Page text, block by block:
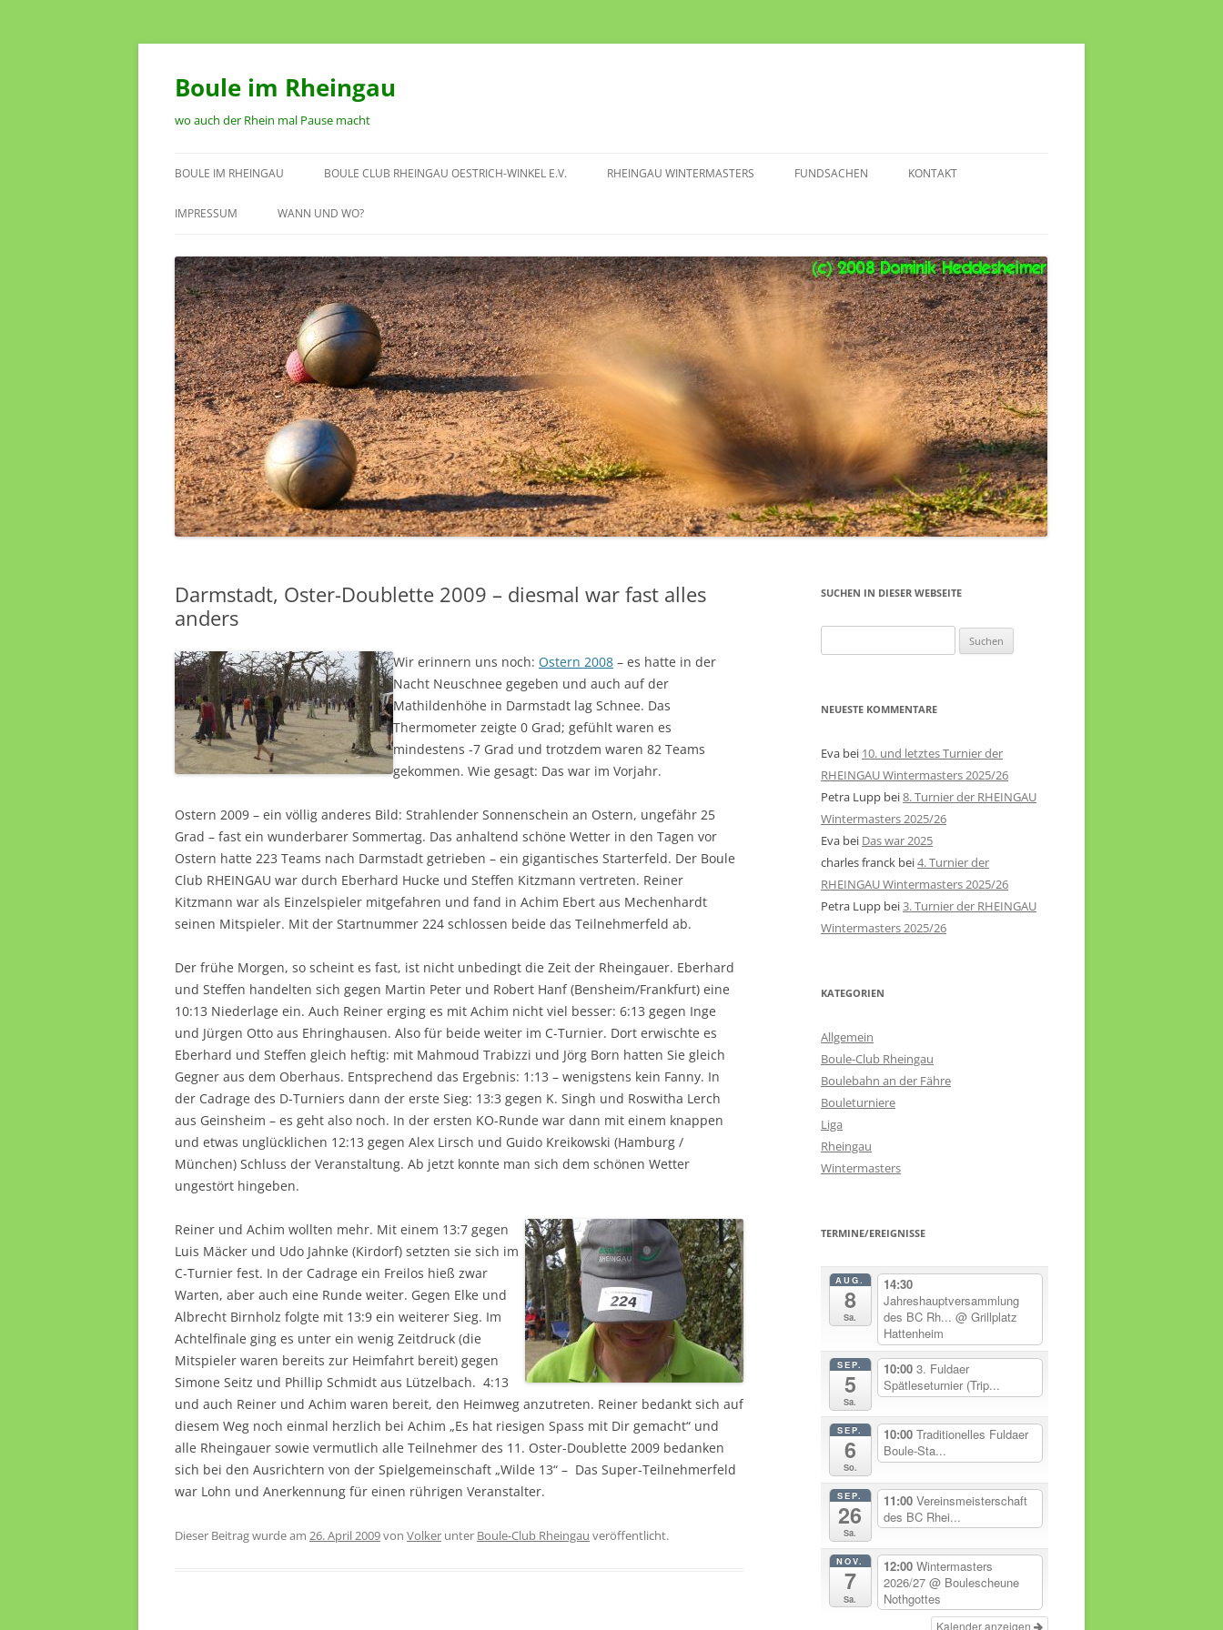
Zum
springen
Boule im Rheingau
wo auch der Rhein mal Pause macht
BOULE IM RHEINGAU
SPIELSTÄTTEN IM RHEINGAU
BOULE CLUB RHEINGAU OESTRICH-WINKEL E.V.
VORSTAND
RHEINGAU OESTRICH-WINKEL E.V.
ANTRAG AUF MITGLIEDSCHAFT
RHEINGAU WINTERMASTERS
RHEINGAU WM 2024/2025
RHEINGAU WM 2023/2024
RHEINGAU WM 2022/2023
RHEINGAU WM 2019/2020
RHEINGAU WM 2018/2019
RHEINGAU WM 2017/2018
RHEINGAU WM 2015/2016
RHEINGAU WM 2013/2014
FUNDSACHEN KONTAKT
IMPRESSUM WANN UND WO?
Darmstadt, Oster-Doublette 2009 – diesmal war fast alles
anders
Wir erinnern uns noch: Ostern 2008 – es hatte in der
Nacht Neuschnee gegeben und auch auf der
Mathildenhöhe in Darmstadt lag Schnee. Das
Thermometer zeigte 0 Grad; gefühlt waren es
mindestens -7 Grad und trotzdem waren 82 Teams
gekommen. Wie gesagt: Das war im Vorjahr.
Ostern 2009 – ein völlig anderes Bild: Strahlender Sonnenschein an Ostern, ungefähr 25
Grad – fast ein wunderbarer Sommertag. Das anhaltend schöne Wetter in den Tagen vor
Ostern hatte 223 Teams nach Darmstadt getrieben – ein gigantisches Starterfeld. Der Boule
Club RHEINGAU war durch Eberhard Hucke und Steffen Kitzmann vertreten. Reiner
Kitzmann war als Einzelspieler mitgefahren und fand in Achim Ebert aus Mechenhardt
seinen Mitspieler. Mit der Startnummer 224 schlossen beide das Teilnehmerfeld ab.
Der frühe Morgen, so scheint es fast, ist nicht unbedingt die Zeit der Rheingauer. Eberhard
und Steffen handelten sich gegen Martin Peter und Robert Hanf (Bensheim/Frankfurt) eine
10:13 Niederlage ein. Auch Reiner erging es mit Achim nicht viel besser: 6:13 gegen Inge
und Jürgen Otto aus Ehringhausen. Also für beide weiter im C-Turnier. Dort erwischte es
Eberhard und Steffen gleich heftig: mit Mahmoud Trabizzi und Jörg Born hatten Sie gleich
Gegner aus dem Oberhaus. Entsprechend das Ergebnis: 1:13 – wenigstens kein Fanny. In
der Cadrage des D-Turniers dann der erste Sieg: 13:3 gegen K. Singh und Roswitha Lerch
aus Geinsheim – es geht also noch. In der ersten KO-Runde war dann mit einem knappen
und etwas unglücklichen 12:13 gegen Alex Lirsch und Guido Kreikowski (Hamburg /
München) Schluss der Veranstaltung. Ab jetzt konnte man sich dem schönen Wetter
ungestört hingeben.
Reiner und Achim wollten mehr. Mit einem 13:7 gegen
Luis Mäcker und Udo Jahnke (Kirdorf) setzten sie sich im
C-Turnier fest. In der Cadrage ein Freilos hieß zwar
Warten, aber auch eine Runde weiter. Gegen Elke und
Albrecht Birnholz folgte mit 13:9 ein weiterer Sieg. Im
Achtelfinale ging es unter ein wenig Zeitdruck (die
Mitspieler waren bereits zur Heimfahrt bereit) gegen
Simone Seitz und Phillip Schmidt aus Lützelbach. 4:13
und auch Reiner und Achim waren bereit, den Heimweg anzutreten. Reiner bedankt sich auf
diesem Weg noch einmal herzlich bei Achim „Es hat riesigen Spass mit Dir gemacht“ und
alle Rheingauer sowie vermutlich alle Teilnehmer des 11. Oster-Doublette 2009 bedanken
sich bei den Ausrichtern von der Spielgemeinschaft „Wilde 13“ – Das Super-Teilnehmerfeld
war Lohn und Anerkennung für einen rührigen Veranstalter.
Dieser Beitrag wurde am 26. April 2009von Volker unter Boule-Club Rheingau veröffentlicht.
SUCHEN IN DIESER WEBSEITE
nach:
NEUESTE KOMMENTARE
Eva bei 10. und letztes Turnier der
RHEINGAU Wintermasters 2025/26
Petra Lupp bei8. Turnier der RHEINGAU
Wintermasters 2025/26
Eva bei Das war 2025
charles franck bei4. Turnier der
RHEINGAU Wintermasters 2025/26
Petra Lupp bei3. Turnier der RHEINGAU
Wintermasters 2025/26
KATEGORIEN
Allgemein
Boule-Club Rheingau
Boulebahn an der Fähre
Bouleturniere
Liga
Rheingau
Wintermasters
TERMINE/EREIGNISSE
AUG.
8
Sa.
14:30
Jahreshauptversammlung
des BC Rh... @ Grillplatz
Hattenheim
SEP.
5
Sa.
10:00 3. Fuldaer
Spätleseturnier (Trip...
SEP.
6
So.
10:00 Traditionelles Fuldaer
Boule-Sta...
SEP.
26
Sa.
11:00 Vereinsmeisterschaft
des BC Rhei...
NOV.
7
Sa.
12:00 Wintermasters
2026/27 @ Boulescheune
Nothgottes
Kalender anzeigen